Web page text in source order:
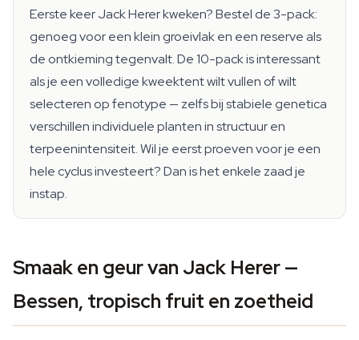
Eerste keer Jack Herer kweken? Bestel de 3-pack:
genoeg voor een klein groeivlak en een reserve als
de ontkieming tegenvalt. De 10-pack is interessant
als je een volledige kweektent wilt vullen of wilt
selecteren op fenotype — zelfs bij stabiele genetica
verschillen individuele planten in structuur en
terpeenintensiteit. Wil je eerst proeven voor je een
hele cyclus investeert? Dan is het enkele zaad je
instap.
Smaak en geur van Jack Herer —
Bessen, tropisch fruit en zoetheid